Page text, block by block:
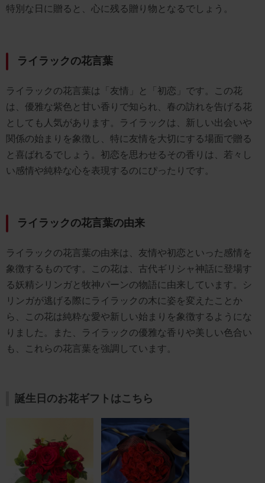
特別な日に贈ると、心に残る贈り物となるでしょう。
ライラックの花言葉
ライラックの花言葉は「友情」と「初恋」です。この花
は、優雅な紫色と甘い香りで知られ、春の訪れを告げる花
としても人気があります。ライラックは、新しい出会いや
関係の始まりを象徴し、特に友情を大切にする場面で贈る
と喜ばれるでしょう。初恋を思わせるその香りは、若々し
い感情や純粋な心を表現するのにぴったりです。
ライラックの花言葉の由来
ライラックの花言葉の由来は、友情や初恋といった感情を
象徴するものです。この花は、古代ギリシャ神話に登場す
る妖精シリンガと牧神パーンの物語に由来しています。シ
リンガが逃げる際にライラックの木に姿を変えたことか
ら、この花は純粋な愛や新しい始まりを象徴するようにな
りました。また、ライラックの優雅な香りや美しい色合い
も、これらの花言葉を強調しています。
誕生日のお花ギフトはこちら